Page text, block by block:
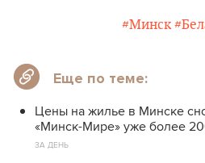
#Минск
Еще по теме:
Цены на жилье в Минске
«Минск-Мире» уже более
ЗА ДЕНЬ